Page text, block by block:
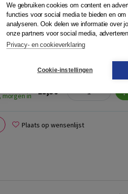
taal. Bewerking van het
gewone taal. Catherine en Heathcliff
Maar hun ...Meer
morgen in
15,50 − +
Plaats op wensenlijst
We gebruiken cookies om content en
functies voor social media te bieden en
analyseren. Ook delen we informatie over
onze partners voor social media,
Privacy- en cookieverklaring
Cookie-instellingen